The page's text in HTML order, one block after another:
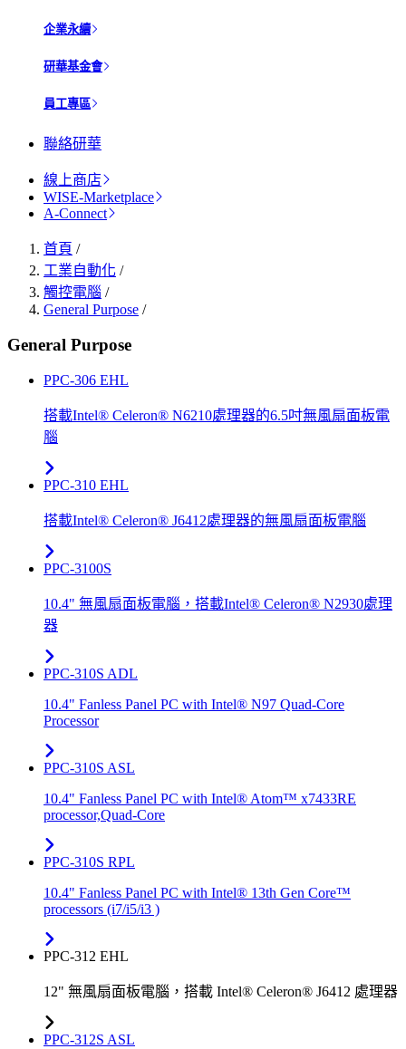
企業永續
研華基金會
員工專區
聯絡研華
線上商店
WISE-Marketplace
A-Connect
首頁 /
工業自動化 /
觸控電腦 /
General Purpose /
General Purpose
PPC-306 EHL
搭載Intel® Celeron® N6210處理器的6.5吋無風扇面板電
腦
PPC-310 EHL
搭載Intel® Celeron® J6412處理器的無風扇面板電腦
PPC-3100S
10.4" 無風扇面板電腦，搭載Intel® Celeron® N2930處理
器
PPC-310S ADL
10.4" Fanless Panel PC with Intel® N97 Quad-Core
Processor
PPC-310S ASL
10.4" Fanless Panel PC with Intel® Atom™ x7433RE
processor,Quad-Core
PPC-310S RPL
10.4" Fanless Panel PC with Intel® 13th Gen Core™
processors (i7/i5/i3 )
PPC-312 EHL
12" 無風扇面板電腦，搭載 Intel® Celeron® J6412 處理器
PPC-312S ASL